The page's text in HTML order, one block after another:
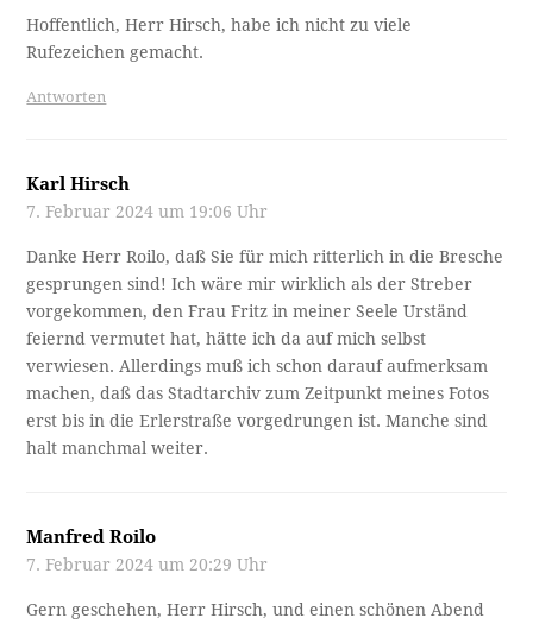
Hoffentlich, Herr Hirsch, habe ich nicht zu viele
Rufezeichen gemacht.
Antworten
Karl Hirsch
7. Februar 2024 um 19:06 Uhr
Danke Herr Roilo, daß Sie für mich ritterlich in die Bresche
gesprungen sind! Ich wäre mir wirklich als der Streber
vorgekommen, den Frau Fritz in meiner Seele Urständ
feiernd vermutet hat, hätte ich da auf mich selbst
verwiesen. Allerdings muß ich schon darauf aufmerksam
machen, daß das Stadtarchiv zum Zeitpunkt meines Fotos
erst bis in die Erlerstraße vorgedrungen ist. Manche sind
halt manchmal weiter.
Manfred Roilo
7. Februar 2024 um 20:29 Uhr
Gern geschehen, Herr Hirsch, und einen schönen Abend